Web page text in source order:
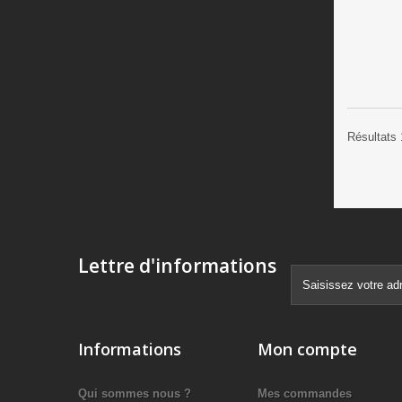
Résultats
Lettre d'informations
Informations
Qui sommes nous ?
Mon compte
Mes commandes